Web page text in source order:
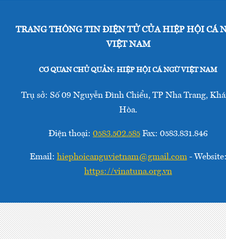
TRANG THÔNG TIN ĐIỆN TỬ CỦA HIỆP HỘI CÁ
VIỆT NAM
CƠ QUAN CHỦ QUẢN: HIỆP HỘI CÁ NGỪ VIỆT NAM
Trụ sở: Số 09 Nguyễn Đình Chiểu, TP Nha Trang,
Hòa.
Điện thoại: 0583.502.585 Fax: 0583.831.846
Email: hiephoicanguvietnam@gmail.com-
https://vinatuna.org.vn